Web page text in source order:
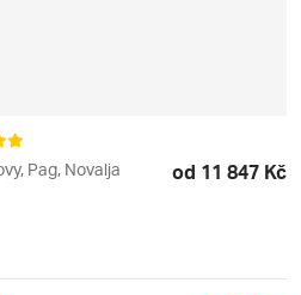
Pag, Novalja od 11 847 Kč